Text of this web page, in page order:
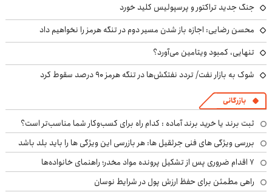
جنگ جدید تراکتور و پرسپولیس کلید خورد
محسن رضایی: اجازه باز شدن مسیر دوم در تنگه هرمز را نخواهیم داد
تنهایی، کمبود ویتامین می‌آورد؟
شوک به بازار نفت/ تردد نفتکش‌ها در تنگه هرمز ۹۰ درصد سقوط کرد
بازرگانی
ثبت برند یا خرید برند آماده : کدام راه برای کسب‌وکار شما مناسب‌تر است؟
بررسی ویژگی های فنی جرثقیل ها: هر بازرسی این ویژگی ها را باید بلد باشد
۷ اقدام ضروری پس از تشکیل پرونده مواد مخدر؛ راهنمای خانواده‌ها
راهی مطمئن برای حفظ ارزش پول در شرایط نوسان